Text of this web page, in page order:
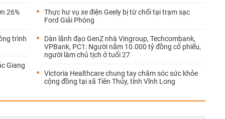
26%
trình
Giang
Thực hư vụ xe điện Geely bị từ chối tại trạm sạc
Ford Giải Phóng
Dàn lãnh đạo GenZ nhà Vingroup, Techcombank,
VPBank, PC1: Người nắm 10.000 tỷ đồng cổ phiếu,
người làm chủ tịch ở tuổi 27
Victoria Healthcare chung tay chăm sóc sức khỏe
cộng đồng tại xã Tiên Thủy, tỉnh Vĩnh Long